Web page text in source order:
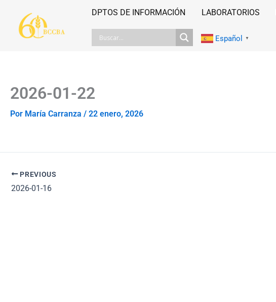
contenido
DPTOS DE INFORMACIÓN LABORATORIOS
Español ▼
2026-01-22
Por María Carranza / 22 enero, 2026
PREVIOUS
2026-01-16